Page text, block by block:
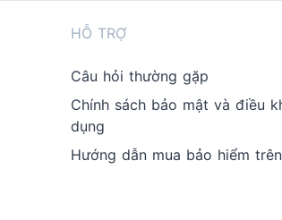
HỖ TRỢ
Câu hỏi thường gặp
Chính sách bảo mật và điều
dụng
Hướng dẫn mua bảo hiểm